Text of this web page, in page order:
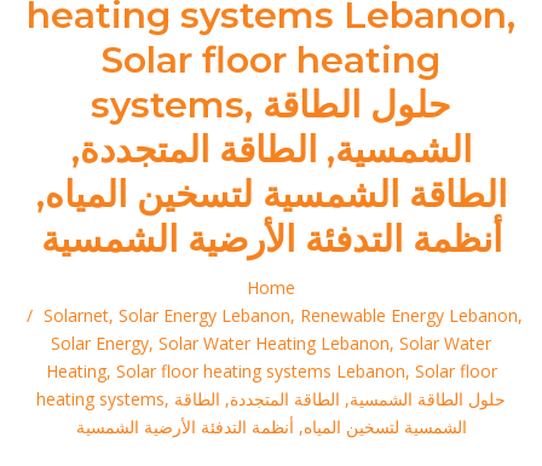
heating systems Lebanon,
Solar floor heating
systems, حلول الطاقة
الشمسية, الطاقة المتجددة,
الطاقة الشمسية لتسخين المياه,
أنظمة التدفئة الأرضية الشمسية
Home
Solarnet, Solar Energy Lebanon, Renewable Energy Lebanon,
Solar Energy, Solar Water Heating Lebanon, Solar Water
Heating, Solar floor heating systems Lebanon, Solar floor
heating systems, حلول الطاقة الشمسية, الطاقة المتجددة, الطاقة
الشمسية لتسخين المياه, أنظمة التدفئة الأرضية الشمسية